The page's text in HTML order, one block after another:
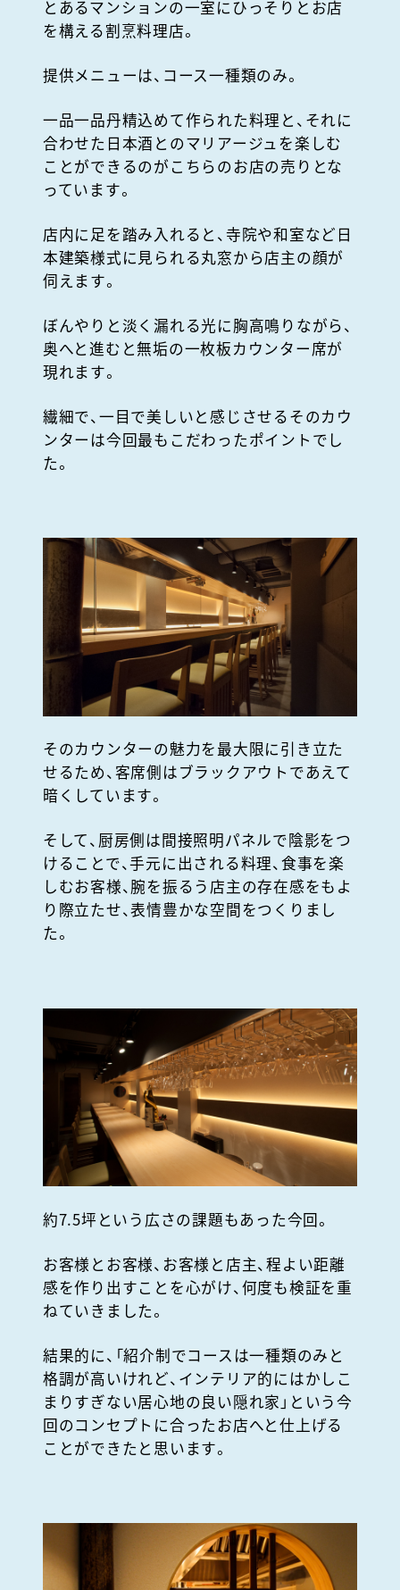
とあるマンションの一室にひっそりとお店
を構える割烹料理店。
提供メニューは、コース一種類のみ。
一品一品丹精込めて作られた料理と、それに
合わせた日本酒とのマリアージュを楽しむ
ことができるのがこちらのお店の売りとな
っています。
店内に足を踏み入れると、寺院や和室など日
本建築様式に見られる丸窓から店主の顔が
伺えます。
ぼんやりと淡く漏れる光に胸高鳴りながら、
奥へと進むと無垢の一枚板カウンター席が
現れます。
繊細で、一目で美しいと感じさせるそのカウ
ンターは今回最もこだわったポイントでし
た。
そのカウンターの魅力を最大限に引き立た
せるため、客席側はブラックアウトであえて
暗くしています。
そして、厨房側は間接照明パネルで陰影をつ
けることで、手元に出される料理、食事を楽
しむお客様、腕を振るう店主の存在感をもよ
り際立たせ、表情豊かな空間をつくりまし
た。
約7.5坪という広さの課題もあった今回。
お客様とお客様、お客様と店主、程よい距離
感を作り出すことを心がけ、何度も検証を重
ねていきました。
結果的に、「紹介制でコースは一種類のみと
格調が高いけれど、インテリア的にはかしこ
まりすぎない居心地の良い隠れ家」という今
回のコンセプトに合ったお店へと仕上げる
ことができたと思います。